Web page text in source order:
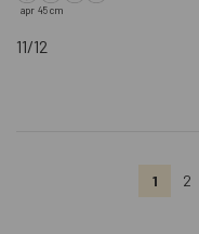
apr 45 cm
11/12
1 2